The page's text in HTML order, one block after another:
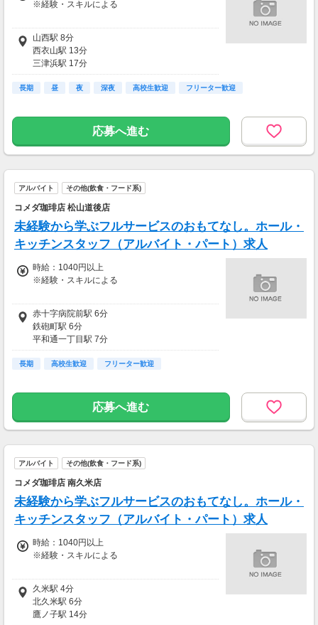
※経験・スキルによる
時給1040円以上
研修中 時給1033円以上(研修期間3ヶ月)
山西駅 8分
西衣山駅 13分
三津浜駅 17分
三津駅 19分
衣山駅 25分
長期 昼 夜 深夜 高校生歓迎 フリーター歓迎
応募へ進む
アルバイト その他(飲食・フード系)
コメダ珈琲店 松山道後店
未経験から学ぶフルサービスのおもてなし。ホール・
キッチンスタッフ（アルバイト・パート）求人
時給：1040円以上
※経験・スキルによる
時給1040円以上
研修中 時給1033円以上(研修期間3ヶ月)
赤十字病院前駅 6分
鉄砲町駅 6分
平和通一丁目駅 7分
清水町駅 9分
上一万駅 9分
長期 高校生歓迎 フリーター歓迎
応募へ進む
アルバイト その他(飲食・フード系)
コメダ珈琲店 南久米店
未経験から学ぶフルサービスのおもてなし。ホール・
キッチンスタッフ（アルバイト・パート）求人
時給：1040円以上
※経験・スキルによる
時給1040円以上
研修中 時給1033円以上(研修期間3ヶ月)
久米駅 4分
北久米駅 6分
鷹ノ子駅 14分